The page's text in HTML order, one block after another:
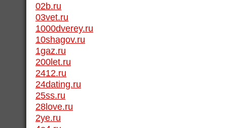
02b.ru
03vet.ru
1000dverey.ru
10shagov.ru
1gaz.ru
200let.ru
2412.ru
24dating.ru
25ss.ru
28love.ru
2ye.ru